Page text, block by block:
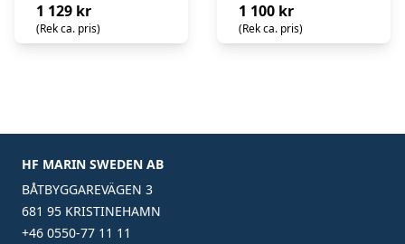
1 129 kr
(Rek ca. pris)
1 100 kr
(Rek ca. pris)
HF MARIN SWEDEN AB
BÅTBYGGAREVÄGEN 3
681 95 KRISTINEHAMN
+46 0550-77 11 11